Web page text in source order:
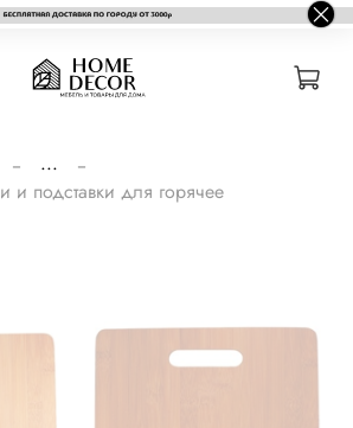
...
и подставки для горячее